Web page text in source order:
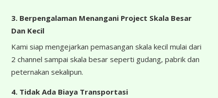
3. Berpengalaman Menangani Project Skala Besar
Dan Kecil
Kami siap mengejarkan pemasangan skala kecil mulai dari
2 channel sampai skala besar seperti gudang, pabrik dan
peternakan sekalipun.
4. Tidak Ada Biaya Transportasi